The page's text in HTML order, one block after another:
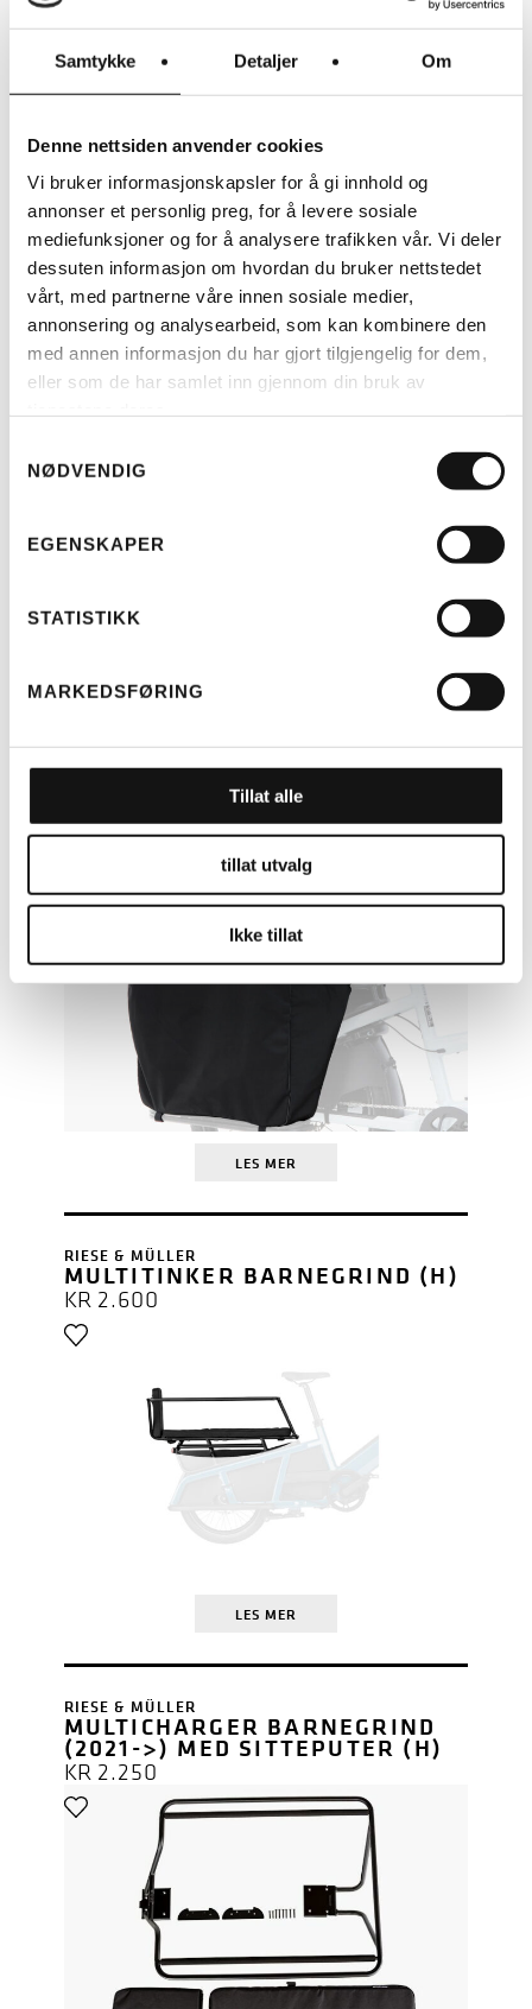
Samtykke Detaljer Om
Denne nettsiden anvender cookies
Vi bruker informasjonskapsler for å gi innhold og
annonser et personlig preg, for å levere sosiale
mediefunksjoner og for å analysere trafikken vår. Vi deler
dessuten informasjon om hvordan du bruker nettstedet
vårt, med partnerne våre innen sosiale medier,
annonsering og analysearbeid, som kan kombinere den
med annen informasjon du har gjort tilgjengelig for dem,
eller som de har samlet inn gjennom din bruk av
NØDVENDIG
EGENSKAPER
STATISTIKK
MARKEDSFØRING
Tillat alle
tillat utvalg
Ikke tillat
LES MER
RIESE & MÜLLER
TELT, NEDRE DEL MULTITINKER
(H)
KR2.499
TELT, NEDRE DEL
MULTICHARGER (H)
LES MER
RIESE & MÜLLER
MULTITINKER BARNEGRIND (H)
KR2.600
LES MER
RIESE & MÜLLER
MULTICHARGER BARNEGRIND
(2021->) MED SITTEPUTER (H)
KR 2.250